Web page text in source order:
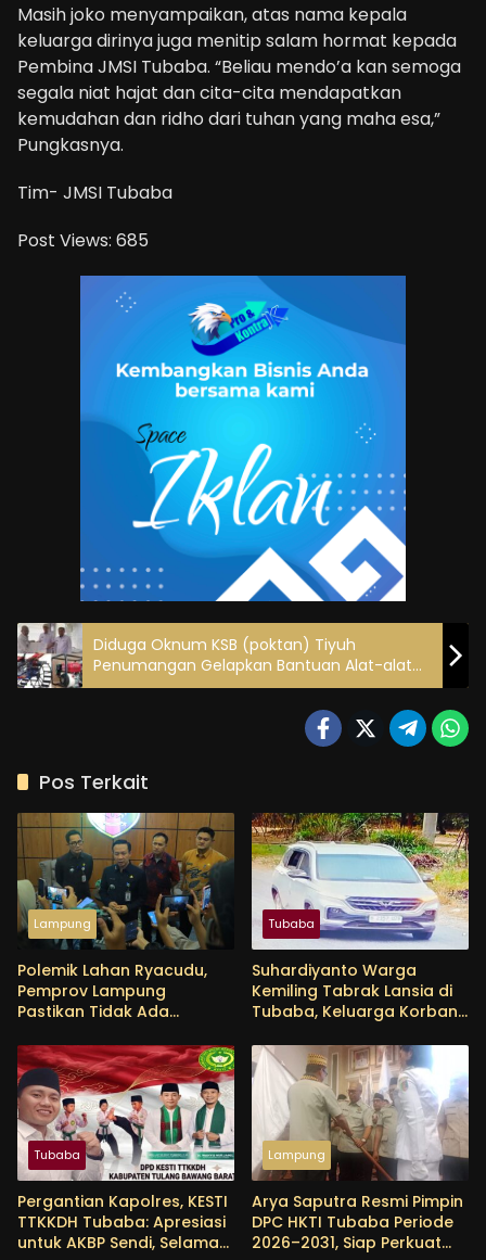
Masih joko menyampaikan, atas nama kepala
keluarga dirinya juga menitip salam hormat kepada
Pembina JMSI Tubaba. “Beliau mendo’a kan semoga
segala niat hajat dan cita-cita mendapatkan
kemudahan dan ridho dari tuhan yang maha esa,”
Pungkasnya.
Tim- JMSI Tubaba
Post Views: 685
Diduga Oknum KSB (poktan) Tiyuh
Penumangan Gelapkan Bantuan Alat-alat
Pertanian. Anggota Kelompok Pertanyakan
Pos Terkait
Lampung
Polemik Lahan Ryacudu,
Pemprov Lampung
Pastikan Tidak Ada
Tubaba
Suhardiyanto Warga
Kemiling Tabrak Lansia di
Tubaba, Keluarga Korban
Tubaba
Pergantian Kapolres, KESTI
TTKKDH Tubaba: Apresiasi
untuk AKBP Sendi, Selamat
Lampung
Arya Saputra Resmi Pimpin
DPC HKTI Tubaba Periode
2026–2031, Siap Perkuat